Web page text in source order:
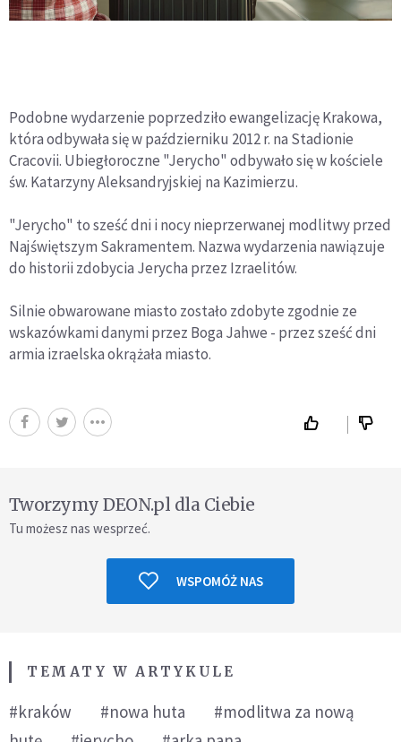
Podobne wydarzenie poprzedziło ewangelizację Krakowa,
która odbywała się w październiku 2012 r. na Stadionie
Cracovii. Ubiegłoroczne "Jerycho" odbywało się w kościele
św. Katarzyny Aleksandryjskiej na Kazimierzu.
"Jerycho" to sześć dni i nocy nieprzerwanej modlitwy przed
Najświętszym Sakramentem. Nazwa wydarzenia nawiązuje
do historii zdobycia Jerycha przez Izraelitów.
Silnie obwarowane miasto zostało zdobyte zgodnie ze
wskazówkami danymi przez Boga Jahwe - przez sześć dni
armia izraelska okrążała miasto.
Tworzymy DEON.pl dla Ciebie
Tu możesz nas wesprzeć.
WSPOMÓŻ NAS
TEMATY W ARTYKULE
#kraków #nowa huta
#modlitwa za nową